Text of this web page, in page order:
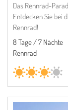
Das Rennrad-
Entdecken Sie bei
Rennrad!
8 Tage / 7 Nächte
Rennrad